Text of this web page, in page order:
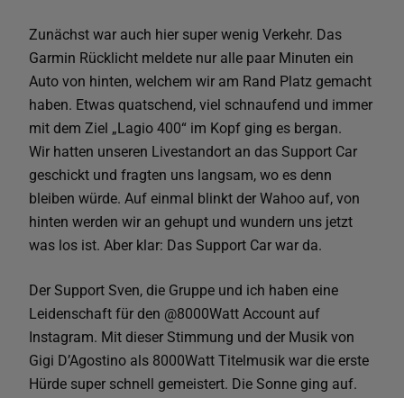
Zunächst war auch hier super wenig Verkehr. Das
Garmin Rücklicht meldete nur alle paar Minuten ein
Auto von hinten, welchem wir am Rand Platz gemacht
haben. Etwas quatschend, viel schnaufend und immer
mit dem Ziel „Lagio 400“ im Kopf ging es bergan.
Wir hatten unseren Livestandort an das Support Car
geschickt und fragten uns langsam, wo es denn
bleiben würde. Auf einmal blinkt der Wahoo auf, von
hinten werden wir an gehupt und wundern uns jetzt
was los ist. Aber klar: Das Support Car war da.
Der Support Sven, die Gruppe und ich haben eine
Leidenschaft für den @8000Watt Account auf
Instagram. Mit dieser Stimmung und der Musik von
Gigi D’Agostino als 8000Watt Titelmusik war die erste
Hürde super schnell gemeistert. Die Sonne ging auf.